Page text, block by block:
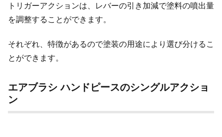
トリガーアクションは、レバーの引き加減で塗料の噴出量
を調整することができます。
それぞれ、特徴があるので塗装の用途により選び分けるこ
とができます。
エアブラシ ハンドピースのシングルアクショ
ン